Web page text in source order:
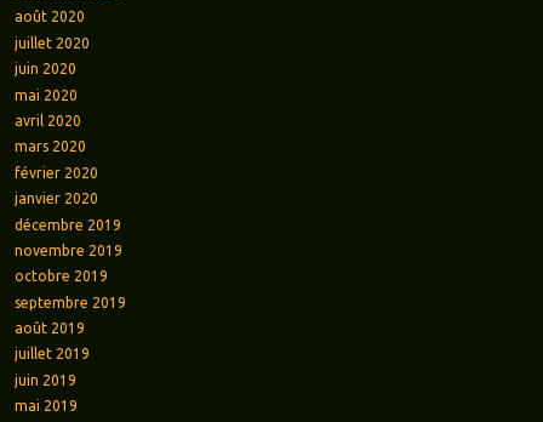
août 2020
juillet 2020
juin 2020
mai 2020
avril 2020
mars 2020
février 2020
janvier 2020
décembre 2019
novembre 2019
octobre 2019
septembre 2019
août 2019
juillet 2019
juin 2019
mai 2019